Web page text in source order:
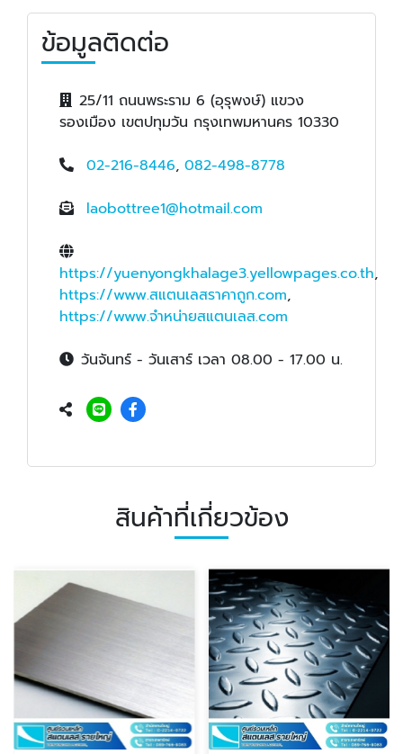
ข้อมูลติดต่อ
25/11 ถนนพระราม 6 (อุรุพงษ์) แขวง
รองเมือง เขตปทุมวัน กรุงเทพมหานคร 10330
02-216-8446, 082-498-8778
laobottree1@hotmail.com
https://yuenyongkhalage3.yellowpages.co.th,
https://www.สแตนเลสราคาถูก.com,
https://www.จำหน่ายสแตนเลส.com
วันจันทร์ - วันเสาร์ เวลา 08.00 - 17.00 น.
สินค้าที่เกี่ยวข้อง